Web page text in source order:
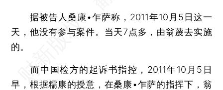
据被告人桑康•乍萨称，2011年10月5日这一
天，他没有参与案件。当天7点多，由翁蔑去实施
的。
而中国检方的起诉书指控，2011年10月5日
早，根据糯康的授意，在桑康•乍萨的指挥下，翁